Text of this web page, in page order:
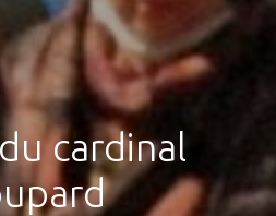
cardinal